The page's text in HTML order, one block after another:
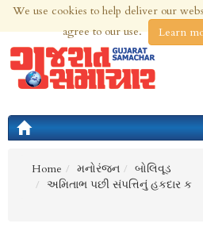
8th Aug 2026 | Updated at 05:34pm 8th Aug 2026
Home
મનોરંજન
બોલિવૂડ
અમિતાભ પછી સંપત્તિનું હકદાર ક
We use cookies to help deliver our
agree to our use.
Learn